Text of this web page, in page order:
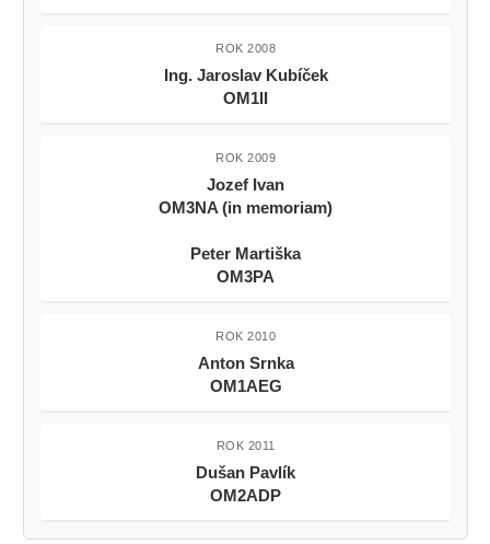
ROK 2008
Ing. Jaroslav Kubíček
OM1II
ROK 2009
Jozef Ivan
OM3NA (in memoriam)
Peter Martiška
OM3PA
ROK 2010
Anton Srnka
OM1AEG
ROK 2011
Dušan Pavlík
OM2ADP